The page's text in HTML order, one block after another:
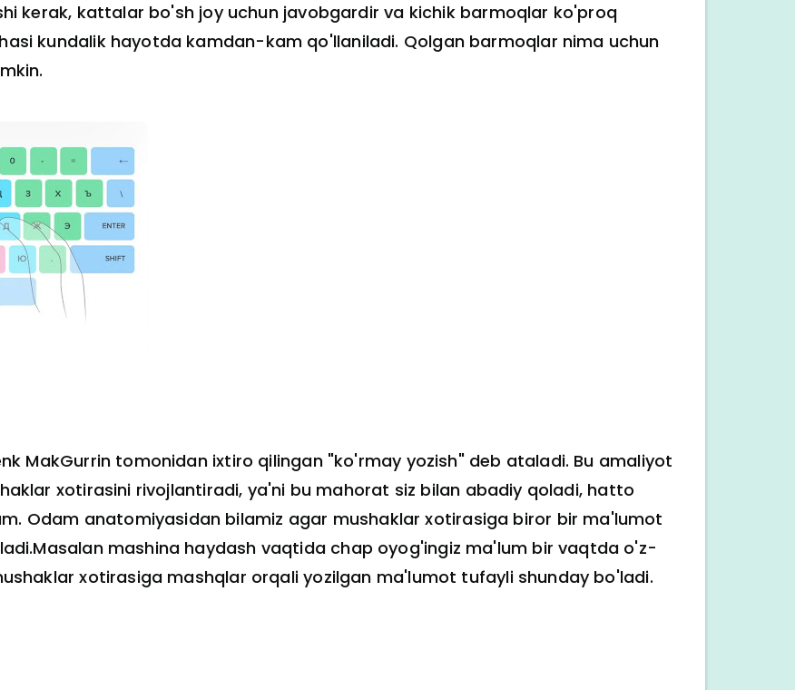
kerak, kattalar bo'sh joy uchun javobgardir va kichik barmoqlar ko'proq
kundalik hayotda kamdan-kam qo'llaniladi. Qolgan barmoqlar nima uchun
MakGurrin tomonidan ixtiro qilingan "ko'rmay yozish" deb ataladi. Bu amaliyot
xotirasini rivojlantiradi, ya'ni bu mahorat siz bilan abadiy qoladi, hatto
Odam anatomiyasidan bilamiz agar mushaklar xotirasiga biror bir ma'lumot
mashina haydash vaqtida chap oyog'ingiz ma'lum bir vaqtda o'z-
xotirasiga mashqlar orqali yozilgan ma'lumot tufayli shunday bo'ladi.